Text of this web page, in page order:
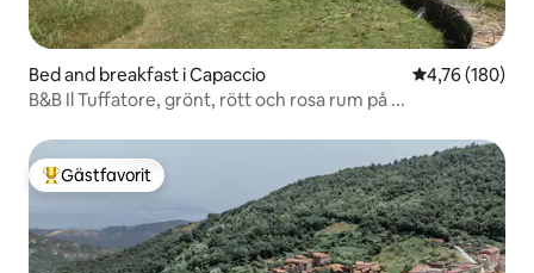
Bed and breakfast i Capaccio 4,76 av 5 i
4,76 (180)
B&B Il Tuffatore, grönt, rött och rosa rum på ...
Populär gästfavorit
Gästfavorit